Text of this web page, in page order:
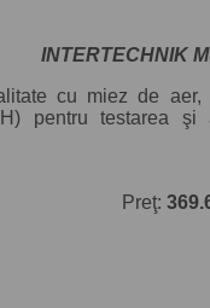
INTERTECHNIK
cu miez de aer,
pentru testarea şi
Preţ: